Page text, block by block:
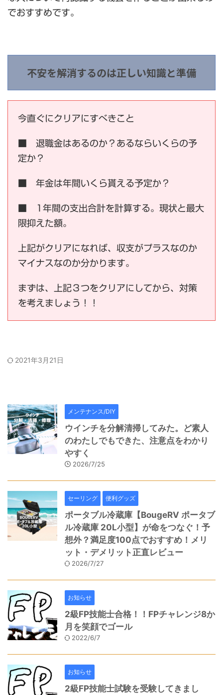
でおすすめです。
不安を解消するのは正しい知識と準備
今直ぐにクリアにすべきこと
■ 退職金はあるのか？あるならいくらの予
定か？
■ 年金は年間いくら貰える予定か？
■ 1年間の支出合計を計算する。現状と最大
限抑えた額。
上記がクリアになれば、収支がプラスなのか
マイナスなのか分かります。
まずは、上記３つをクリアにしてから、対策
を考えましょう！！
2021年3月21日
メンテナンス/DIY
ウインチを分解清掃してみた。ど素人
のわたしでもできた、注意点をわかり
やすく
2026/7/25
セーリング 便利グッズ
ポータブル冷蔵庫【BougeRV ポータブ
ル冷蔵庫 20L小型】が命をつなぐ！予
想外？満足度100点でおすすめ！メリ
ット・デメリット正直レビュー
2026/7/27
お知らせ
2級FP技能士合格！！FPチャレンジ8か
月を笑顔でゴール
2022/6/7
お知らせ
2級FP技能士試験を受験してきまし